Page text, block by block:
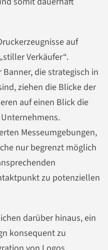
auf
Verkäufer“.
die strategisch in
ziehen die Blicke der
auf einen Blick die
Messeumgebungen,
nur begrenzt möglich
zu potenziellen
darüber hinaus, ein
konsequent zu